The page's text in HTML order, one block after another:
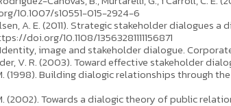
10.1007/s10551-015-2924-6
A. E. (2011). Strategic stakeholder
doi.org/10.1108/13563281111156871
Identity, image and stakeholder dialogue.
V. R. (2003). Toward effective stakeholder
(1998). Building dialogic relationships through
(2002). Towards a dialogic theory of public